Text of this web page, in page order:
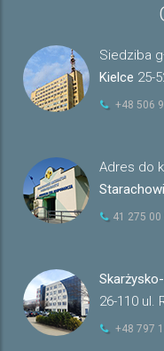
Siedziba
Kielce 25-
+48 506
Adres do
41 275 00
26-110 ul.
+48 797